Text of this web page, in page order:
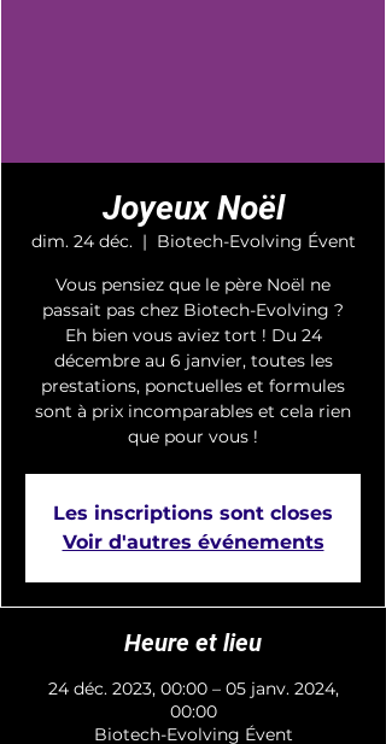
Joyeux Noël
dim. 24 déc.
  |
Biotech-Evolving Évent
Vous pensiez que le père Noël ne
passait pas chez Biotech-Evolving ?
Eh bien vous aviez tort ! Du 24
décembre au 6 janvier, toutes les
prestations, ponctuelles et formules
sont à prix incomparables et cela rien
que pour vous !
Les inscriptions sont closes
Voir d'autres événements
Heure et lieu
24 déc. 2023, 00:00 – 05 janv. 2024,
00:00
Biotech-Evolving Évent